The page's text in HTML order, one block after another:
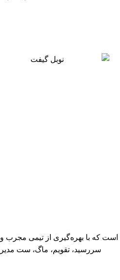
است که با بهره‌گیری از تیمی مجرب
سررسید، تقویم، ماگ، ست